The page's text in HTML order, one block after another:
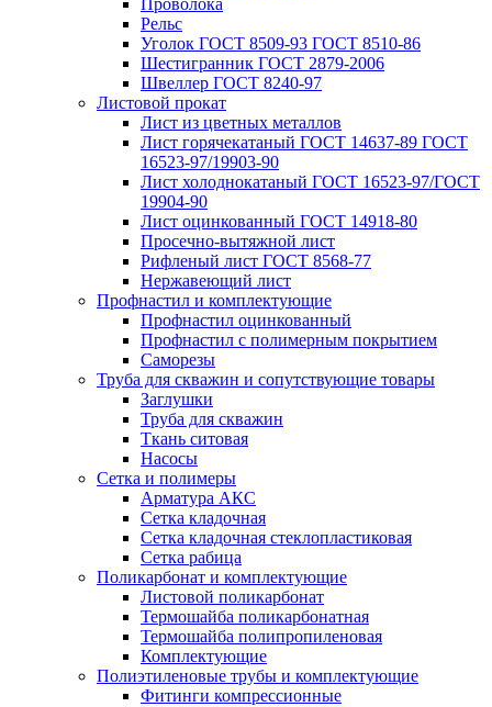
Проволока
Рельс
Уголок ГОСТ 8509-93 ГОСТ 8510-86
Шестигранник ГОСТ 2879-2006
Швеллер ГОСТ 8240-97
Листовой прокат
Лист из цветных металлов
Лист горячекатаный ГОСТ 14637-89 ГОСТ
16523-97/19903-90
Лист холоднокатаный ГОСТ 16523-97/ГОСТ
19904-90
Лист оцинкованный ГОСТ 14918-80
Просечно-вытяжной лист
Рифленый лист ГОСТ 8568-77
Нержавеющий лист
Профнастил и комплектующие
Профнастил оцинкованный
Профнастил с полимерным покрытием
Саморезы
Труба для скважин и сопутствующие товары
Заглушки
Труба для скважин
Ткань ситовая
Насосы
Сетка и полимеры
Арматура АКС
Сетка кладочная
Сетка кладочная стеклопластиковая
Сетка рабица
Поликарбонат и комплектующие
Листовой поликарбонат
Термошайба поликарбонатная
Термошайба полипропиленовая
Комплектующие
Полиэтиленовые трубы и комплектующие
Фитинги компрессионные